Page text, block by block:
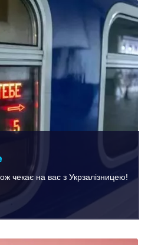
чекає на вас з Укрзалізницею!